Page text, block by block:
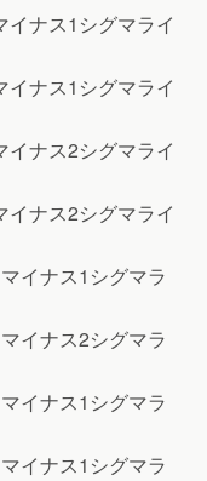
イナス1シグマライ
イナス1シグマライ
イナス2シグマライ
イナス2シグマライ
イナス1シグマラ
イナス2シグマラ
イナス1シグマラ
イナス1シグマラ